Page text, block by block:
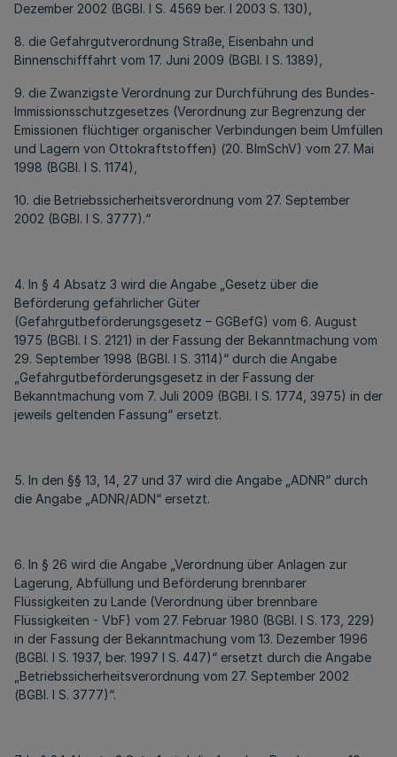
Dezember 2002 (BGBl. I S. 4569 ber. I 2003 S. 130),
8. die Gefahrgutverordnung Straße, Eisenbahn und
Binnenschifffahrt vom 17. Juni 2009 (BGBl. I S. 1389),
9. die Zwanzigste Verordnung zur Durchführung des Bundes-
Immissionsschutzgesetzes (Verordnung zur Begrenzung der
Emissionen flüchtiger organischer Verbindungen beim Umfüllen
und Lagern von Ottokraftstoffen) (20. BImSchV) vom 27. Mai
1998 (BGBl. I S. 1174),
10. die Betriebssicherheitsverordnung vom 27. September
2002 (BGBl. I S. 3777).“
4. In § 4 Absatz 3 wird die Angabe „Gesetz über die
Beförderung gefährlicher Güter
(Gefahrgutbeförderungsgesetz – GGBefG) vom 6. August
1975 (BGBl. I S. 2121) in der Fassung der Bekanntmachung vom
29. September 1998 (BGBl. I S. 3114)“ durch die Angabe
„Gefahrgutbeförderungsgesetz in der Fassung der
Bekanntmachung vom 7. Juli 2009 (BGBl. I S. 1774, 3975) in der
jeweils geltenden Fassung“ ersetzt.
5. In den §§ 13, 14, 27 und 37 wird die Angabe „ADNR“ durch
die Angabe „ADNR/ADN“ ersetzt.
6. In § 26 wird die Angabe „Verordnung über Anlagen zur
Lagerung, Abfüllung und Beförderung brennbarer
Flüssigkeiten zu Lande (Verordnung über brennbare
Flüssigkeiten - VbF) vom 27. Februar 1980 (BGBl. I S. 173, 229)
in der Fassung der Bekanntmachung vom 13. Dezember 1996
(BGBl. I S. 1937, ber. 1997 I S. 447)“ ersetzt durch die Angabe
„Betriebssicherheitsverordnung vom 27. September 2002
(BGBl. I S. 3777)“.